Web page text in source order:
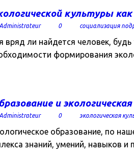
культуры
0 социализация
вряд ли найдется человек,
формирования
и
0 экологическая
образование, по
знаний, умений, навыков и